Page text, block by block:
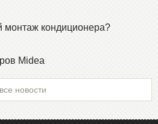
монтаж кондиционера?
Midea
все новости